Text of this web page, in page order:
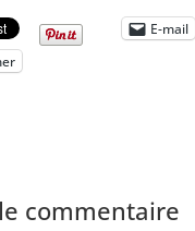
E-mail
commentaire